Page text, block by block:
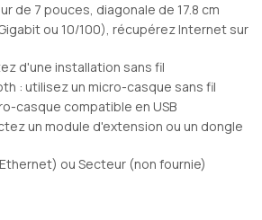
de 7 pouces, diagonale de 17.8 cm
ou 10/100), récupérez Internet sur
d'une installation sans fil
: utilisez un micro-casque sans fil
casque compatible en USB
un module d'extension ou un dongle
ou Secteur (non fournie)